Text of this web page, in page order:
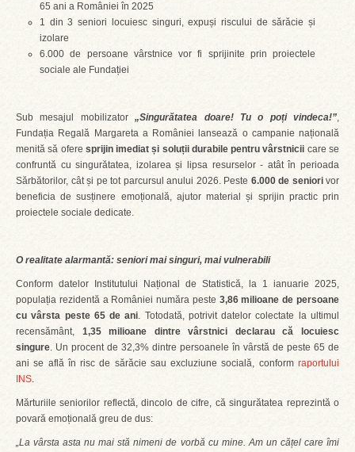
65 ani a României în 2025
1 din 3 seniori locuiesc singuri, expuși riscului de sărăcie și
izolare
6.000 de persoane vârstnice vor fi sprijinite prin proiectele
sociale ale Fundației
Sub mesajul mobilizator„Singurătatea doare! Tu o poți vindeca!”,
Fundația Regală Margareta a României lansează o campanie națională
menită să ofere sprijin imediat și soluții durabile pentru vârstnicii care se
confruntă cu singurătatea, izolarea și lipsa resurselor - atât în perioada
Sărbătorilor, cât și pe tot parcursul anului 2026. Peste 6.000 de seniori vor
beneficia de susținere emoțională, ajutor material și sprijin practic prin
proiectele sociale dedicate.
O realitate alarmantă: seniori mai singuri, mai vulnerabili
Conform datelor Institutului Național de Statistică, la 1 ianuarie 2025,
populația rezidentă a României număra peste 3,86 milioane de persoane
cu vârsta peste 65 de ani. Totodată, potrivit datelor colectate la ultimul
recensământ, 1,35 milioane dintre vârstnici declarau că locuiesc
singure. Un procent de 32,3% dintre persoanele în vârstă de peste 65 de
ani se află în risc de sărăcie sau excluziune socială, conform raportului
INS.
Mărturiile seniorilor reflectă, dincolo de cifre, că singurătatea reprezintă o
povară emoțională greu de dus:
„La vârsta asta nu mai stă nimeni de vorbă cu mine. Am un cățel care îmi